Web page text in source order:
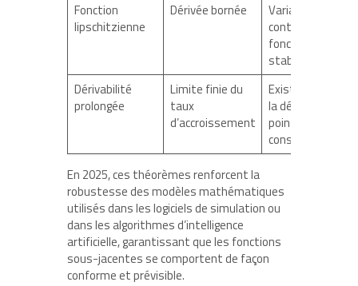
Fonction
lipschitzienne
Dérivée bornée
Variation
contrôlée,
fonction
stable
Dérivabilité
prolongée
Limite finie du
taux
d’accroissement
Existence de
la dérivée au
point
considéré
En 2025, ces théorèmes renforcent la
robustesse des modèles mathématiques
utilisés dans les logiciels de simulation ou
dans les algorithmes d’intelligence
artificielle, garantissant que les fonctions
sous-jacentes se comportent de façon
conforme et prévisible.